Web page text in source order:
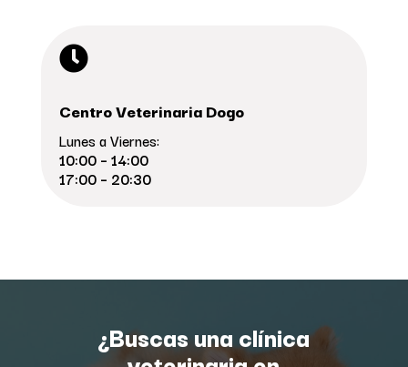

Centro Veterinaria Dogo
Lunes a Viernes:
10:00 – 14:00
17:00 – 20:30
¿Buscas una clínica